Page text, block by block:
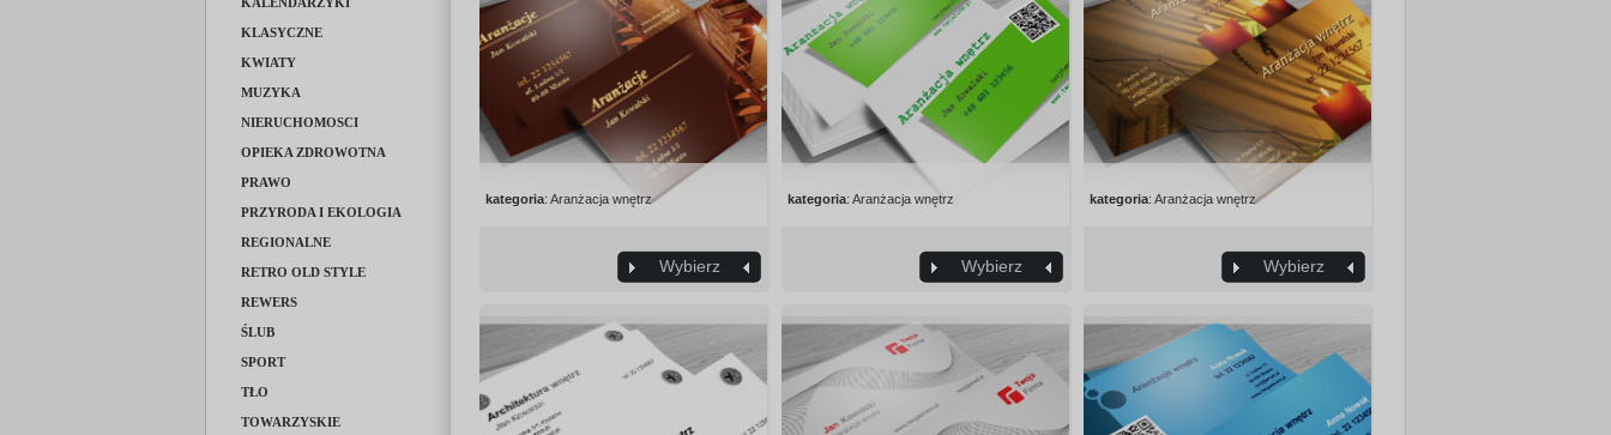
KLASYCZNE
KWIATY
MUZYKA
NIERUCHOMOSCI
OPIEKA ZDROWOTNA
PRAWO
PRZYRODA I EKOLOGIA
REGIONALNE
RETRO OLD STYLE
REWERS
ŚLUB
SPORT
TŁO
TOWARZYSKIE
kategoria: Aranżacja wnętrz
Wybierz
kategoria: Aranżacja wnętrz
Wybierz
kategoria: Aranżacja wnętrz
Wybierz